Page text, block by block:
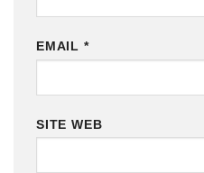
EMAIL *
SITE WEB